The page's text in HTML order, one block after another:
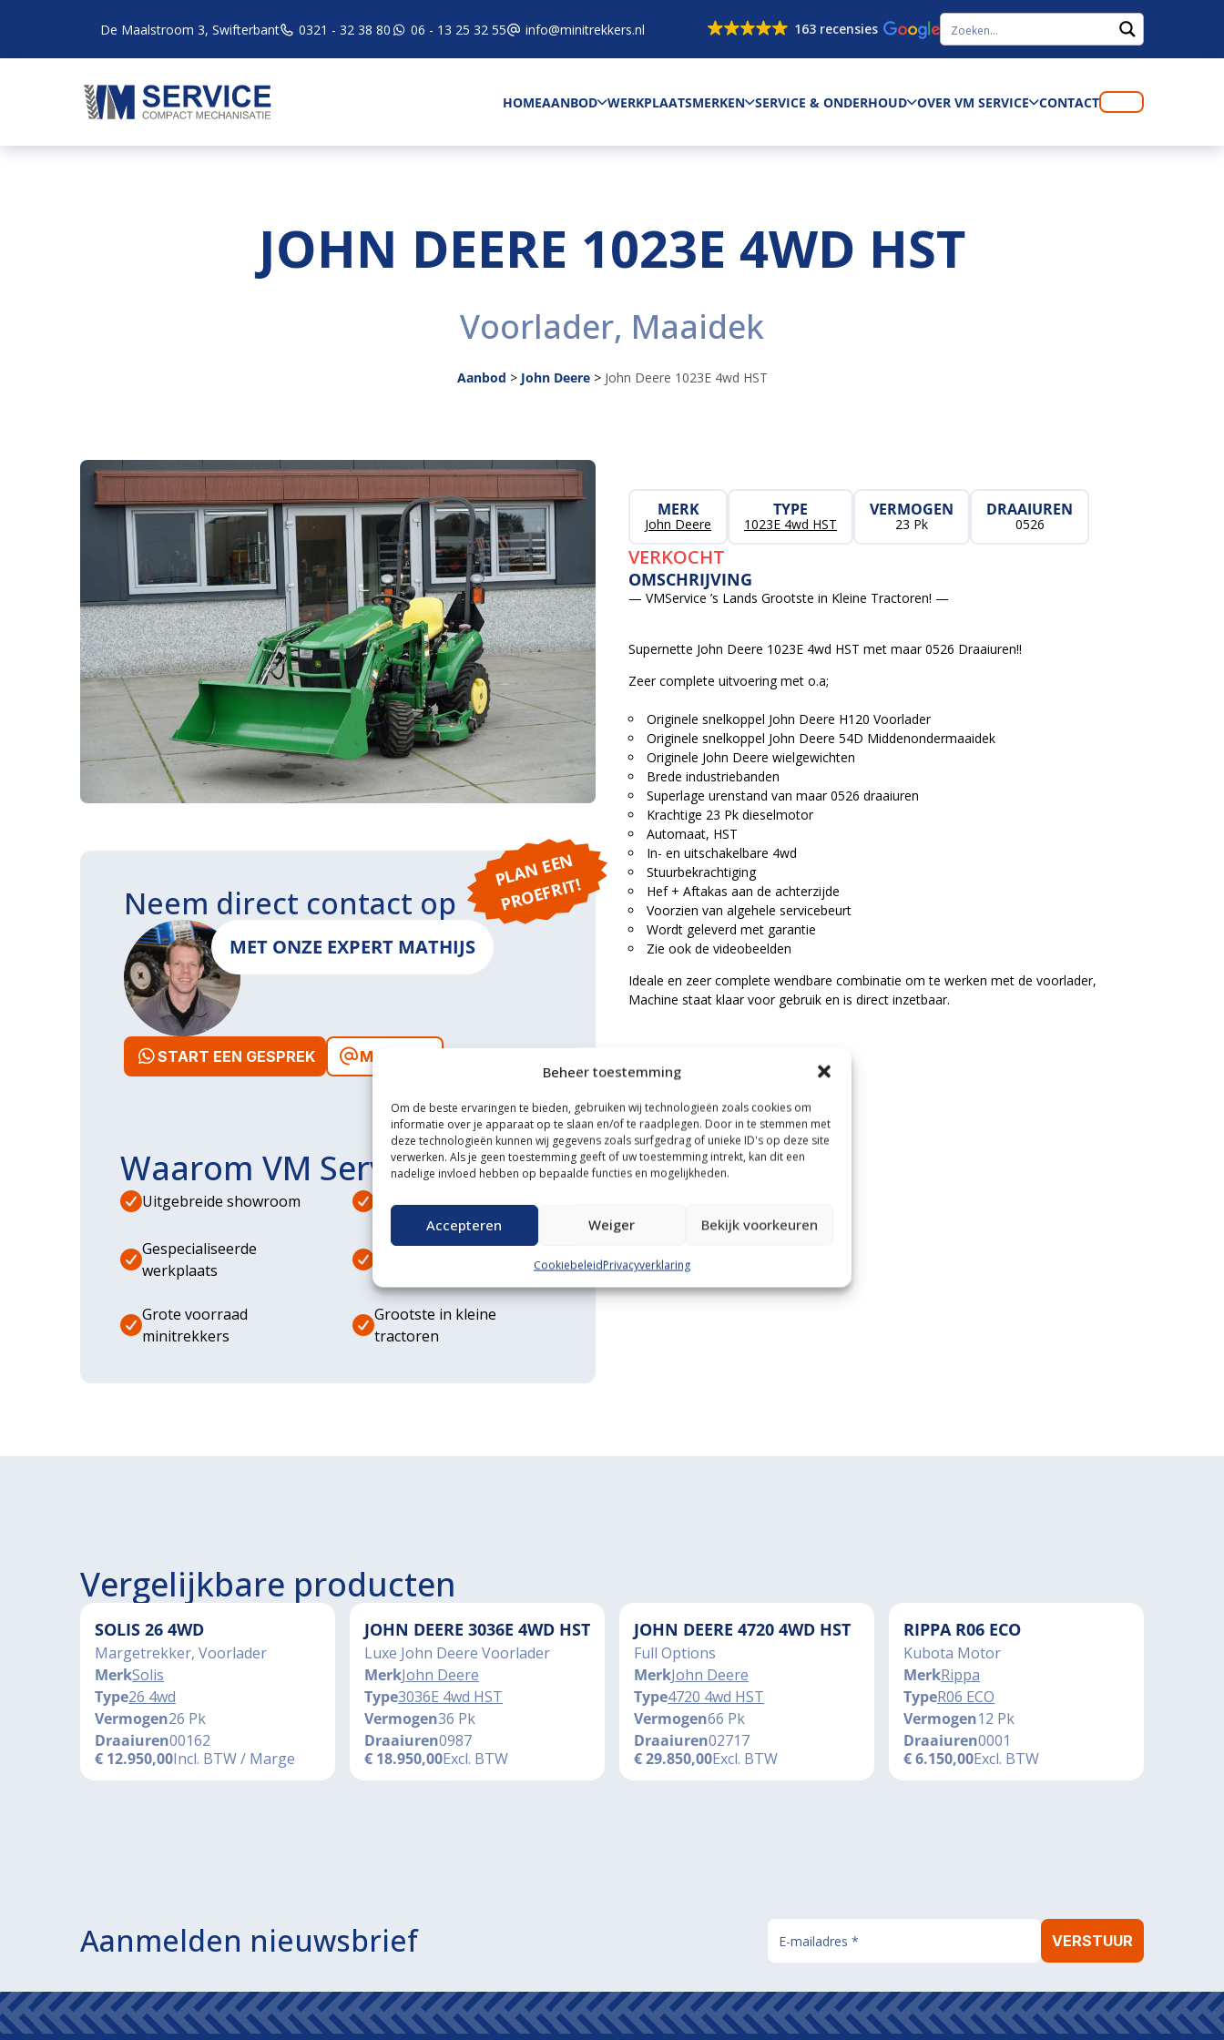
Beheer toestemming
Om de beste ervaringen te bieden, gebruiken wij technologieën zoals cookies om
informatie over je apparaat op te slaan en/of te raadplegen. Door in te stemmen met
deze technologieën kunnen wij gegevens zoals surfgedrag of unieke ID's op deze site
verwerken. Als je geen toestemming geeft of uw toestemming intrekt, kan dit een
nadelige invloed hebben op bepaalde functies en mogelijkheden.
Accepteren Weiger Bekijk voorkeuren
CookiebeleidPrivacyverklaring
De Maalstroom 3, Swifterbant 0321 - 32 38 80 06 - 13 25 32 55 info@minitrekkers.nl 163 recensies
HOMEAANBOD WERKPLAATSMERKEN SERVICE & ONDERHOUD OVER VM SERVICE CONTACT
JOHN DEERE 1023E 4WD HST
Voorlader, Maaidek
Aanbod > John Deere> John Deere 1023E 4wd HST
MERK
John Deere
TYPE
1023E 4wd HST
VERMOGEN
23 Pk
DRAAIUREN
0526
VERKOCHT
OMSCHRIJVING
— VMService ’s Lands Grootste in Kleine Tractoren! —
Supernette John Deere 1023E 4wd HST met maar 0526 Draaiuren!!
Zeer complete uitvoering met o.a;
Originele snelkoppel John Deere H120 Voorlader
Originele snelkoppel John Deere 54D Middenondermaaidek
Originele John Deere wielgewichten
Brede industriebanden
Superlage urenstand van maar 0526 draaiuren
Krachtige 23 Pk dieselmotor
Automaat, HST
In- en uitschakelbare 4wd
Stuurbekrachtiging
Hef + Aftakas aan de achterzijde
Voorzien van algehele servicebeurt
Wordt geleverd met garantie
Zie ook de videobeelden
Ideale en zeer complete wendbare combinatie om te werken met de voorlader,
Machine staat klaar voor gebruik en is direct inzetbaar.
P
L
A
N
E
E
N
P
R
O
E
F
RI
T!
Neem direct contact op
MET ONZE EXPERT MATHIJS
START EEN GESPREK MAIL ONS
Waarom VM Service
Uitgebreide showroom Eigen transportservice
Gespecialiseerde
werkplaats
Diverse
Grote voorraad
minitrekkers
Grootste in kleine
tractoren
Vergelijkbare producten
SOLIS 26 4WD
Margetrekker, Voorlader
MerkSolis
Type26 4wd
Vermogen26 Pk
Draaiuren00162
€ 12.950,00Incl. BTW / Marge
JOHN DEERE 3036E 4WD HST
Luxe John Deere Voorlader
MerkJohn Deere
Type3036E 4wd HST
Vermogen36 Pk
Draaiuren0987
€ 18.950,00Excl. BTW
JOHN DEERE 4720 4WD HST
Full Options
MerkJohn Deere
Type4720 4wd HST
Vermogen66 Pk
Draaiuren02717
€29.850,00Excl. BTW
RIPPA R06 ECO
Kubota Motor
MerkRippa
TypeR06 ECO
Vermogen12 Pk
Draaiuren0001
€6.150,00Excl. BTW
Aanmelden nieuwsbrief